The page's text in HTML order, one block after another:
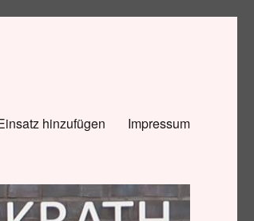
hinzufügen Impressum